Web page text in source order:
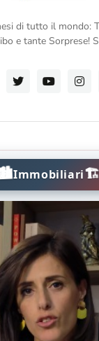
di tutto il mondo:
e tante Sorprese!
Immobiliari🏗️